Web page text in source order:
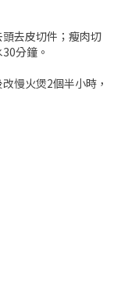
去皮切件；瘦肉切
分鐘。
慢火煲2個半小時，